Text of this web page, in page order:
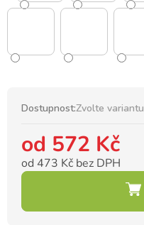
Dostupnost:Zvolte variantu
od 572 Kč
od 473 Kč bez DPH